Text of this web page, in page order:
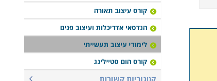
קורס עיצוב תאורה
הנדסאי אדריכלות ועיצוב פנים
לימודי עיצוב תעשייתי
קורס הום סטיילינג